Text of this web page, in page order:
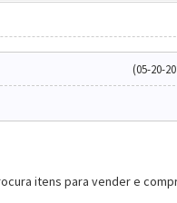
(05-20-
itens para vender e